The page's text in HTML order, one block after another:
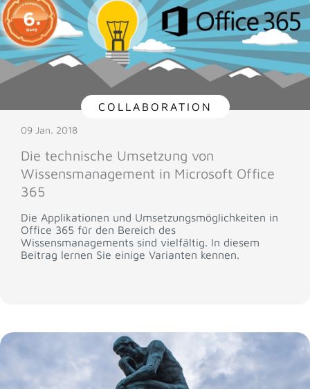
COLLABORATION
09 Jan. 2018
Die technische Umsetzung von
Wissensmanagement in Microsoft Office
365
Die Applikationen und Umsetzungsmöglichkeiten in
Office 365 für den Bereich des
Wissensmanagements sind vielfältig. In diesem
Beitrag lernen Sie einige Varianten kennen.